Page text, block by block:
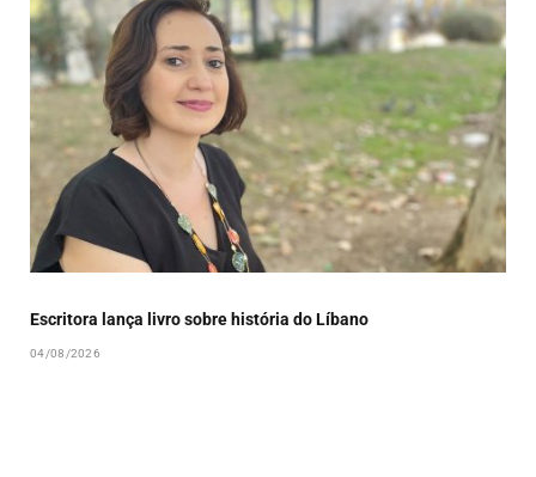
Escritora lança livro sobre história do Líbano
04/08/2026